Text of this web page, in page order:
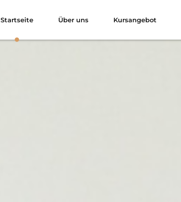
Startseite Über uns Kursangebot